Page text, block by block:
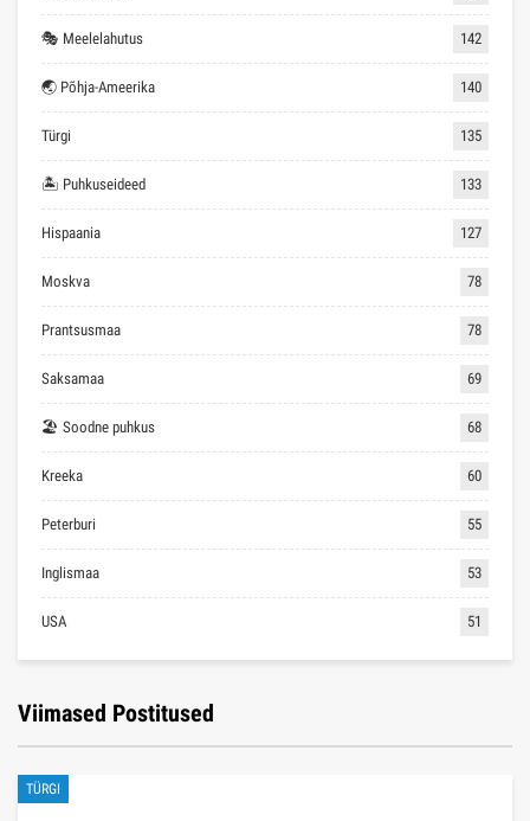
🎭 Meelelahutus 142
🌏 Põhja-Ameerika 140
Türgi 135
🏝 Puhkuseideed 133
Hispaania 127
Moskva 78
Prantsusmaa 78
Saksamaa 69
🏖 Soodne puhkus 68
Kreeka 60
Peterburi 55
Inglismaa 53
USA 51
Viimased Postitused
TÜRGI